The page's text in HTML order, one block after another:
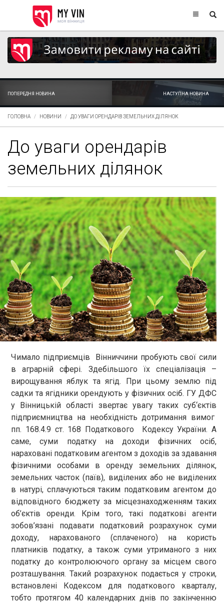
ПОПЕРЕДНЯ НОВИНА НАСТУПНА НОВИНА
ГОЛОВНА НОВИНИ ДО УВАГИ ОРЕНДАРІВ ЗЕМЕЛЬНИХ ДІЛЯНОК
До уваги орендарів
земельних ділянок
Чимало підприємців Вінниччини пробують свої сили
в аграрній сфері. Здебільшого їх спеціалізація –
вирощування яблук та ягід. При цьому землю під
садки та ягідники орендують у фізичних осіб. ГУ ДФС
у Вінницькій області звертає увагу таких суб‘єктів
підприємництва на необхідність дотримання вимог
пп. 168.4.9 ст. 168 Податкового Кодексу України. А
саме, суми податку на доходи фізичних осіб,
нараховані податковим агентом з доходів за здавання
фізичними особами в оренду земельних ділянок,
земельних часток (паїв), виділених або не виділених
в натурі, сплачуються таким податковим агентом до
відповідного бюджету за місцезнаходженням таких
об’єктів оренди. Крім того, такі податкові агенти
зобов’язані подавати податковий розрахунок суми
доходу, нарахованого (сплаченого) на користь
платників податку, а також суми утриманого з них
податку до контролюючого органу за місцем свого
розташування. Такий розрахунок подається у строки,
встановлені Кодексом для податкового кварталу,
тобто протягом 40 календарних днів по закінченню